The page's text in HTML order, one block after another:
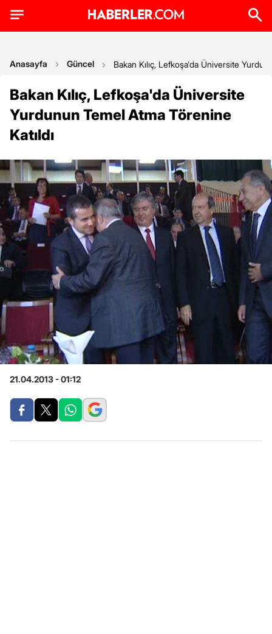
Anasayfa Güncel Bakan Kılıç, Lefkoşa'da Üniversite
Bakan Kılıç, Lefkoşa'da Üniversite
Yurdunun Temel Atma Törenine
Katıldı
21.04.2013 - 01:12